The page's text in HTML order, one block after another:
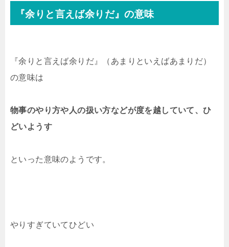
『余りと言えば余りだ』の意味
『余りと言えば余りだ』（あまりといえばあまりだ）
の意味は
物事のやり方や人の扱い方などが度を越していて、ひ
どいようす
といった意味のようです。
やりすぎていてひどい